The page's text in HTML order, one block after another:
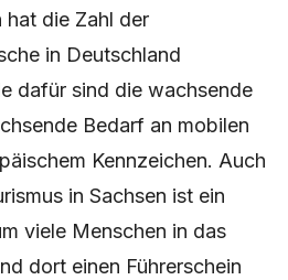
hat die Zahl der
in Deutschland
dafür sind die wachsende
Bedarf an mobilen
Kennzeichen. Auch
in Sachsen ist ein
viele Menschen in das
dort einen Führerschein